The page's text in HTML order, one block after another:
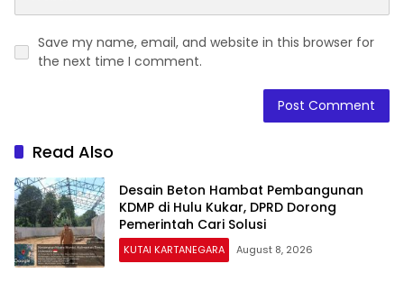
Save my name, email, and website in this browser for
the next time I comment.
Read Also
Desain Beton Hambat Pembangunan
KDMP di Hulu Kukar, DPRD Dorong
Pemerintah Cari Solusi
KUTAI KARTANEGARA August 8, 2026